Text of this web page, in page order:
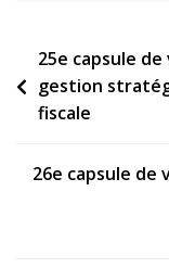
Navigation
de
l’article
25e capsule de
gestion
fiscale
26e capsule de